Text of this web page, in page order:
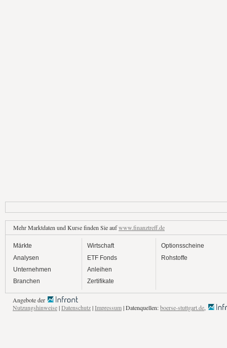
Mehr Marktdaten und Kurse finden Sie aufwww.finanztreff.de
Märkte
Analysen
Unternehmen
Branchen
Wirtschaft
ETF Fonds
Anleihen
Zertifikate
Optionsscheine
Rohstoffe
Angebote der
Nutzungshinweise|Datenschutz|Impressum| Datenquellen:boerse-stuttgart.de,